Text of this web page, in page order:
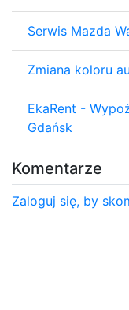
Serwis Mazda
Zmiana koloru
EkaRent -
Gdańsk
Komentarze
Zaloguj się, by